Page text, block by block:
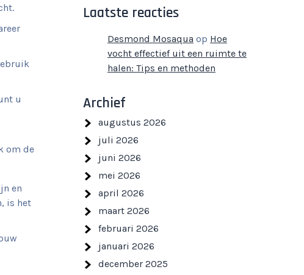
u
om de
en
is het
Laatste reacties
Desmond Mosaqua op Hoe
vocht effectief uit een ruimte te
halen: Tips en methoden
Archief
augustus 2026
juli 2026
juni 2026
mei 2026
april 2026
maart 2026
februari 2026
januari 2026
december 2025